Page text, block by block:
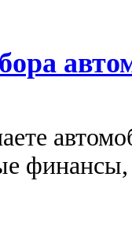
финансы,